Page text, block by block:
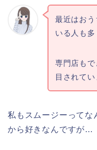
最近はお
いる人も多
専門店も
目されてい
私もスムージーってな
から好きなんですが…